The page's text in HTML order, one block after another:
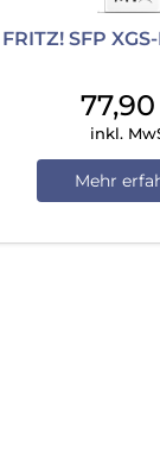
FRITZ! SFP
inkl.
Mehr